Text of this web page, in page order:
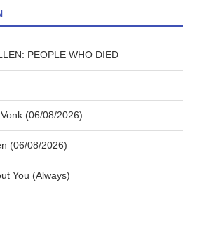
PEOPLE WHO DIED
(06/08/2026)
(06/08/2026)
You (Always)